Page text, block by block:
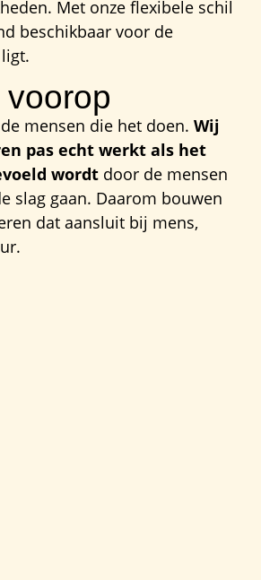
Met onze flexibele schil
beschikbaar voor de
mensen die het doen.Wij
pas echt werkt als het
wordt door de mensen
slag gaan. Daarom bouwen
dat aansluit bij mens,